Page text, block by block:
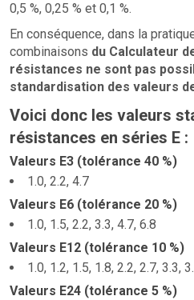
0,5 %, 0,25 % et 0,1 %.
En conséquence, dans la
combinaisons du Calculateur
résistances ne sont pas
standardisation des valeurs
Voici donc les valeurs
résistances en séries E :
Valeurs E3 (tolérance 40 %)
1.0, 2.2, 4.7
Valeurs E6 (tolérance 20 %)
1.0, 1.5, 2.2, 3.3, 4.7, 6.8
Valeurs E12 (tolérance 10 %)
1.0, 1.2, 1.5, 1.8, 2.2, 2.7, 3.3,
Valeurs E24 (tolérance 5 %)